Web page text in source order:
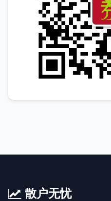
散户无忧